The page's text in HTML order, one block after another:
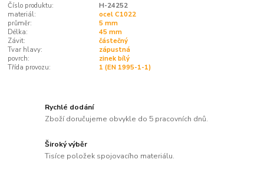
Číslo produktu:
H-24252
materiál:
ocel C1022
průměr:
5 mm
Délka:
45 mm
Závit:
částečný
Tvar hlavy:
zápustná
povrch:
zinek bílý
Třída provozu:
1 (EN 1995-1-1)
Rychlé dodání
Zboží doručujeme obvykle do 5 pracovních dnů.
Široký výběr
Tisíce položek spojovacího materiálu.